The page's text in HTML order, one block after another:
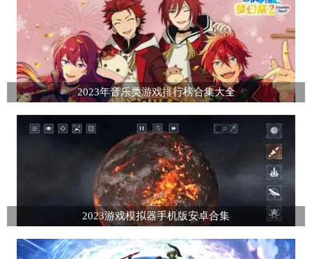
2023年音乐类游戏排行榜合集大全
2023游戏模拟器手机版安卓合集